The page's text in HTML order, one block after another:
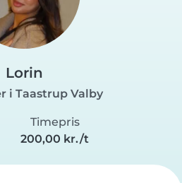
Lorin
i Taastrup Valby
Timepris
200,00 kr./t